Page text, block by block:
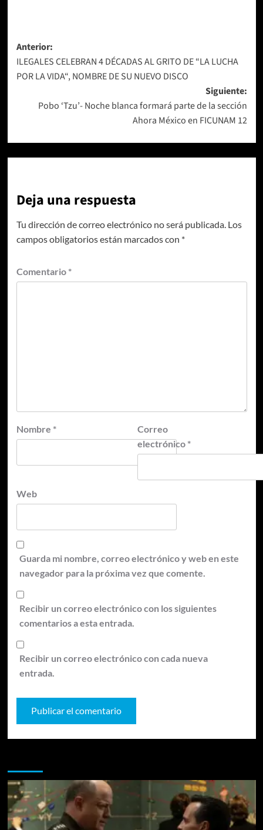
Navegación
de
entradas
Anterior:
ILEGALES CELEBRAN 4 DÉCADAS AL GRITO DE “LA LUCHA
POR LA VIDA“, NOMBRE DE SU NUEVO DISCO
Siguiente:
Pobo ‘Tzu’- Noche blanca formará parte de la sección
Ahora México en FICUNAM 12
Deja una respuesta
Tu dirección de correo electrónico no será publicada. Los
campos obligatorios están marcados con *
Comentario *
Nombre *
Correo
electrónico *
Web
Guarda mi nombre, correo electrónico y web en este
navegador para la próxima vez que comente.
Recibir un correo electrónico con los siguientes
comentarios a esta entrada.
Recibir un correo electrónico con cada nueva
entrada.